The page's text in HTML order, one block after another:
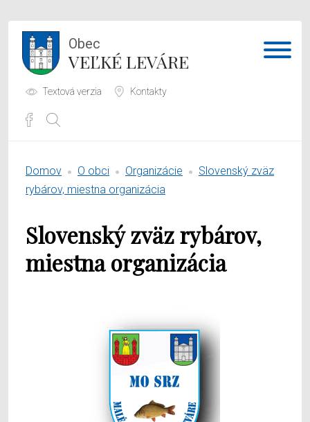
Obec
VEĽKÉ LEVÁRE
Textová verzia Kontakty
Samospráva
O obci
Domov O obci Organizácie
Slovenský zväz
rybárov, miestna organizácia
Slovenský zväz rybárov,
miestna organizácia